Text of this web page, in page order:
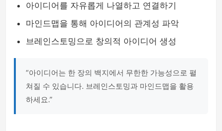
아이디어를 자유롭게 나열하고 연결하기
마인드맵을 통해 아이디어의 관계성 파악
브레인스토밍으로 창의적 아이디어 생성
“아이디어는 한 장의 백지에서 무한한 가능성으로 펼
쳐질 수 있습니다. 브레인스토밍과 마인드맵을 활용
하세요.”